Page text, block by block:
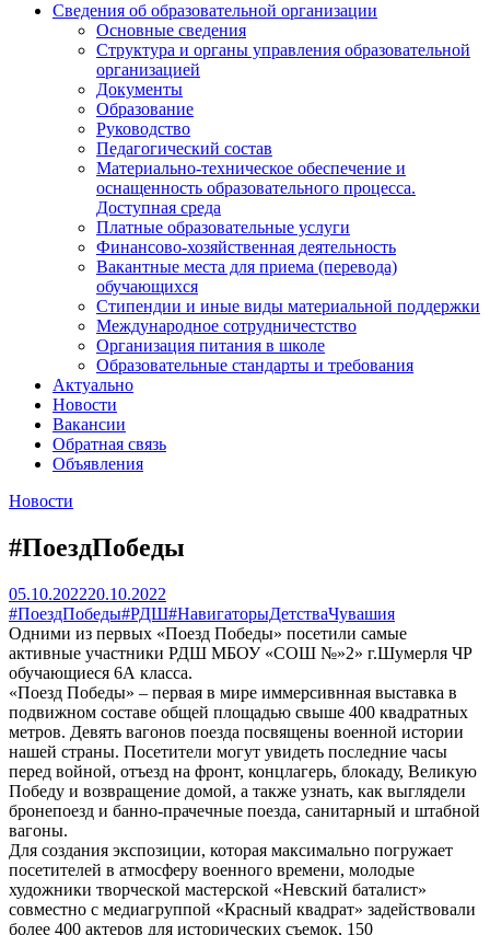
Сведения об образовательной организации
Основные сведения
Структура и органы управления образовательной
организацией
Документы
Образование
Руководство
Педагогический состав
Материально-техническое обеспечение и
оснащенность образовательного процесса.
Доступная среда
Платные образовательные услуги
Финансово-хозяйственная деятельность
Вакантные места для приема (перевода)
обучающихся
Стипендии и иные виды материальной поддержки
Международное сотрудничестство
Организация питания в школе
Образовательные стандарты и требования
Актуально
Новости
Вакансии
Обратная связь
Объявления
Новости
#ПоездПобеды
05.10.202220.10.2022
#ПоездПобеды#РДШ#НавигаторыДетстваЧувашия
Одними из первых «Поезд Победы» посетили самые
активные участники РДШ МБОУ «СОШ №»2» г.Шумерля ЧР
обучающиеся 6А класса.
«Поезд Победы» – первая в мире иммерсивнная выставка в
подвижном составе общей площадью свыше 400 квадратных
метров. Девять вагонов поезда посвящены военной истории
нашей страны. Посетители могут увидеть последние часы
перед войной, отъезд на фронт, концлагерь, блокаду, Великую
Победу и возвращение домой, а также узнать, как выглядели
бронепоезд и банно-прачечные поезда, санитарный и штабной
вагоны.
Для создания экспозиции, которая максимально погружает
посетителей в атмосферу военного времени, молодые
художники творческой мастерской «Невский баталист»
совместно с медиагруппой «Красный квадрат» задействовали
более 400 актеров для исторических съемок, 150